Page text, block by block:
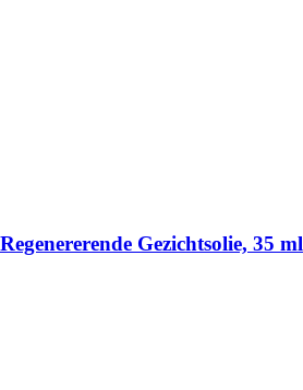
Gezichtsolie, 35 ml